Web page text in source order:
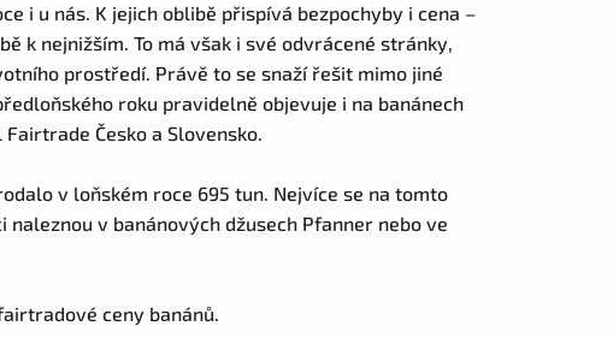
i u nás. K jejich oblibě přispívá bezpochyby i cena –
k nejnižším. To má však i své odvrácené stránky,
prostředí. Právě to se snaží řešit mimo jiné
roku pravidelně objevuje i na banánech
Česko a Slovensko.
v loňském roce 695 tun. Nejvíce se na tomto
v banánových džusech Pfanner nebo ve
ceny banánů.